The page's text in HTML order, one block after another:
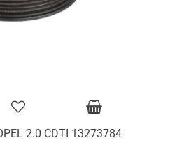
2.0 CDTI 13273784